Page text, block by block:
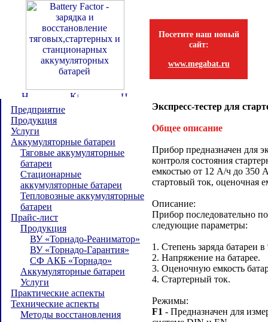
Посетите наш новый
сайт:
www.megabat.ru
Предприятие
Продукция
Услуги
Аккумуляторные батареи
Тяговые аккумуляторные
батареи
Стационарные
аккумуляторные батареи
Тепловозные аккумуляторные
батареи
Прайс-лист
Продукция
ВУ «Торнадо-Реаниматор»
ВУ «Торнадо-Гарантия»
СФ АКБ «Торнадо»
Аккумуляторные батареи
Услуги
Практические аспекты
Технические аспекты
Методы восстановления
Экспресс-тестер для
Общее описание
Прибор предназначен для
контроля состояния
емкостью от 12 А/ч до 350
стартовый ток, оценочная
Описание:
Прибор последовательно
следующие параметры:
1. Степень заряда батареи в
2. Напряжение на батарее.
3. Оценочную емкость
4. Стартерный ток.
Режимы:
F1 - Предназначен для